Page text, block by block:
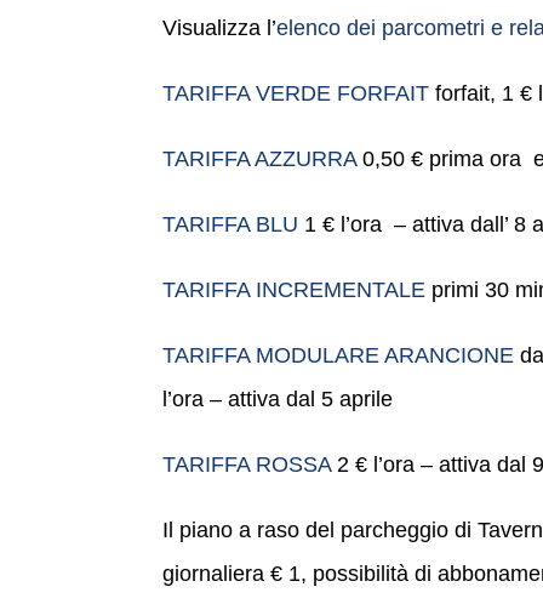
Visualizza l’elenco dei parcometri e
TARIFFA VERDE FORFAITforfait, 1 €
TARIFFA AZZURRA0,50 € prima ora
TARIFFA BLU 1 € l’ora – attiva dall’ 8
TARIFFA INCREMENTALE primi 30
TARIFFA MODULARE ARANCIONE
l’ora – attiva dal 5 aprile
TARIFFA ROSSA2 € l’ora – attiva dal
Il piano a raso del parcheggio di
giornaliera € 1, possibilità di